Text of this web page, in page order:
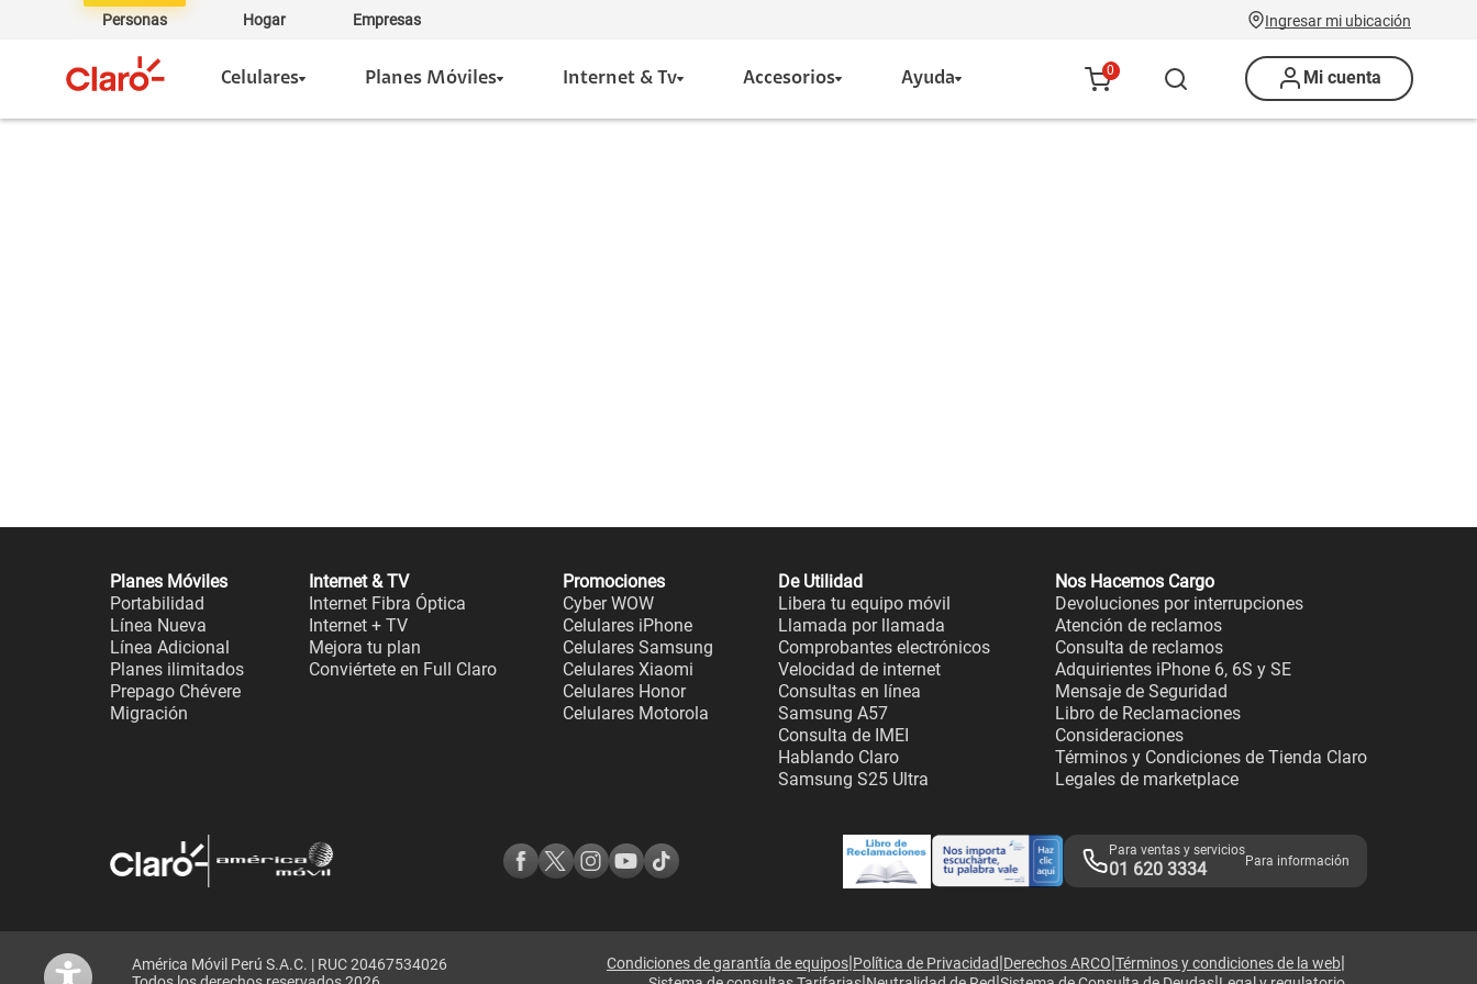
Personas Hogar Empresas Ingresar mi ubicación
Celulares Planes Móviles Internet & Tv Accesorios Ayuda 0 Mi cuenta
Planes Móviles
Portabilidad
Línea Nueva
Línea Adicional
Planes ilimitados
Prepago Chévere
Migración
Internet & TV
Internet Fibra Óptica
Internet + TV
Mejora tu plan
Conviértete en Full Claro
Promociones
Cyber WOW
Celulares iPhone
Celulares Samsung
Celulares Xiaomi
Celulares Honor
Celulares Motorola
De Utilidad
Libera tu equipo móvil
Llamada por llamada
Comprobantes electrónicos
Velocidad de internet
Consultas en línea
Samsung A57
Consulta de IMEI
Hablando Claro
Samsung S25 Ultra
Nos Hacemos Cargo
Devoluciones por interrupciones
Atención de reclamos
Consulta de reclamos
Adquirientes iPhone 6, 6S y SE
Mensaje de Seguridad
Libro de Reclamaciones
Consideraciones
Términos y Condiciones de Tienda Claro
Legales de marketplace
Para ventas y servicios
01 620 3334 Para información
América Móvil Perú S.A.C. | RUC 20467534026
Condiciones de garantía de equipos|Política de Privacidad|Derechos ARCO|Términos y condiciones de la web|